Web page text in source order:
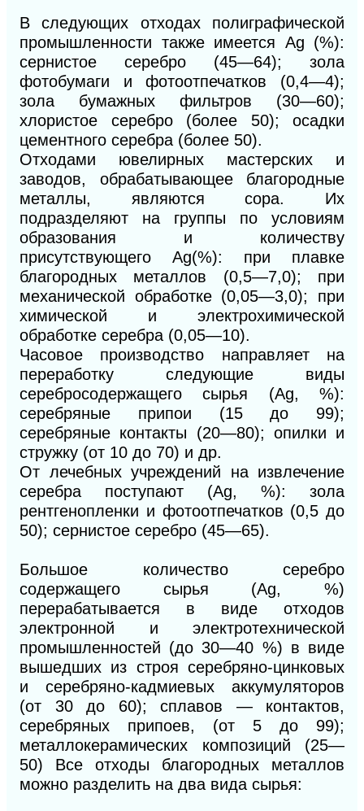
В следующих отходах полиграфической
промышленности также имеется Ag (%):
сернистое серебро (45—64); зола
фотобумаги и фотоотпечатков (0,4—4);
зола бумажных фильтров (30—60);
хлористое серебро (более 50); осадки
цементного серебра (более 50).
Отходами ювелирных мастерских и
заводов, обрабатывающее благородные
металлы, являются сора. Их
подразделяют на группы по условиям
образования и количеству
присутствующего Ag(%): при плавке
благородных металлов (0,5—7,0); при
механической обработке (0,05—3,0); при
химической и электрохимической
обработке серебра (0,05—10).
Часовое производство направляет на
переработку следующие виды
серебросодержащего сырья (Ag, %):
серебряные припои (15 до 99);
серебряные контакты (20—80); опилки и
стружку (от 10 до 70) и др.
От лечебных учреждений на извлечение
серебра поступают (Ag, %): зола
рентгенопленки и фотоотпечатков (0,5 до
50); сернистое серебро (45—65).
Большое количество серебро
содержащего сырья (Ag, %)
перерабатывается в виде отходов
электронной и электротехнической
промышленностей (до 30—40 %) в виде
вышедших из строя серебряно-цинковых
и серебряно-кадмиевых аккумуляторов
(от 30 до 60); сплавов — контактов,
серебряных припоев, (от 5 до 99);
металлокерамических композиций (25—
50) Все отходы благородных металлов
можно разделить на два вида сырья: